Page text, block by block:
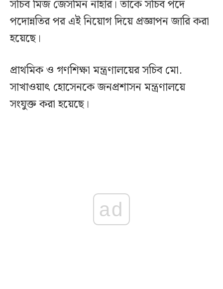
সচিব মিজ জেসমিন নাহার। তাকে সচিব পদে
পদোন্নতির পর এই নিয়োগ দিয়ে প্রজ্ঞাপন জারি করা
হয়েছে।
প্রাথমিক ও গণশিক্ষা মন্ত্রণালয়ের সচিব মো.
সাখাওয়াৎ হোসেনকে জনপ্রশাসন মন্ত্রণালয়ে
সংযুক্ত করা হয়েছে।
ad